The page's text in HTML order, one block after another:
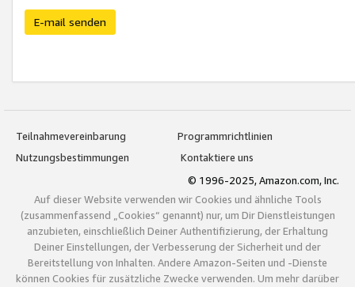
E-mail senden
Teilnahmevereinbarung
Programmrichtlinien
Nutzungsbestimmungen
Kontaktiere uns
© 1996-2025, Amazon.com, Inc.
Auf dieser Website verwenden wir Cookies und ähnliche Tools
(zusammenfassend „Cookies“ genannt) nur, um Dir Dienstleistungen
anzubieten, einschließlich Deiner Authentifizierung, der Erhaltung
Deiner Einstellungen, der Verbesserung der Sicherheit und der
Bereitstellung von Inhalten. Andere Amazon-Seiten und -Dienste
können Cookies für zusätzliche Zwecke verwenden. Um mehr darüber